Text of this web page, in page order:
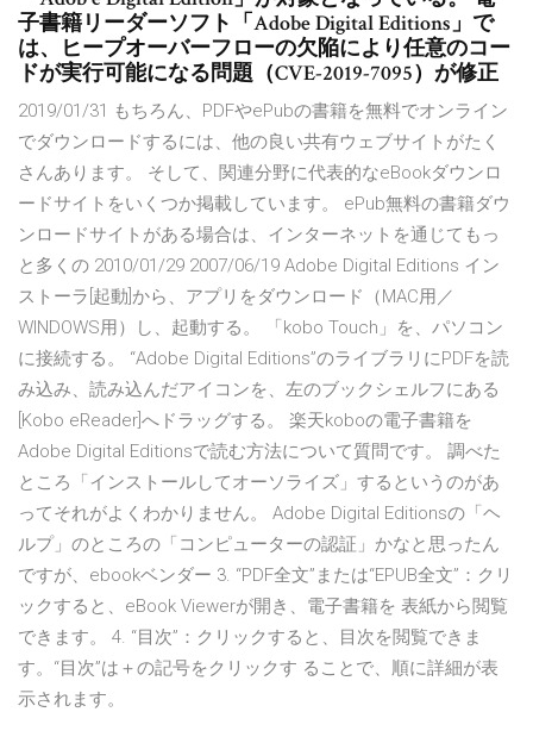
子書籍リーダーソフト「Adobe Digital Editions」で
は、ヒープオーバーフローの欠陥により任意のコー
ドが実行可能になる問題（CVE-2019-7095）が修正
2019/01/31 もちろん、PDFやePubの書籍を無料でオンライン
でダウンロードするには、他の良い共有ウェブサイトがたく
さんあります。 そして、関連分野に代表的なeBookダウンロ
ードサイトをいくつか掲載しています。 ePub無料の書籍ダウ
ンロードサイトがある場合は、インターネットを通じてもっ
と多くの 2010/01/29 2007/06/19 Adobe Digital Editions イン
ストーラ[起動]から、アプリをダウンロード（MAC用／
WINDOWS用）し、起動する。 「kobo Touch」を、パソコン
に接続する。 “Adobe Digital Editions”のライブラリにPDFを読
み込み、読み込んだアイコンを、左のブックシェルフにある
[Kobo eReader]へドラッグする。 楽天koboの電子書籍を
Adobe Digital Editionsで読む方法について質問です。 調べた
ところ「インストールしてオーソライズ」するというのがあ
ってそれがよくわかりません。 Adobe Digital Editionsの「ヘ
ルプ」のところの「コンピューターの認証」かなと思ったん
ですが、ebookベンダー 3. “PDF全文”または“EPUB全文”：クリ
ックすると、eBook Viewerが開き、電子書籍を 表紙から閲覧
できます。 4. “目次”：クリックすると、目次を閲覧できま
す。“目次”は＋の記号をクリックす ることで、順に詳細が表
示されます。